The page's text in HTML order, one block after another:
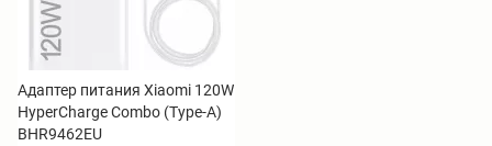
Адаптер питания Xiaomi 120W
HyperCharge Combo (Type-A)
BHR9462EU